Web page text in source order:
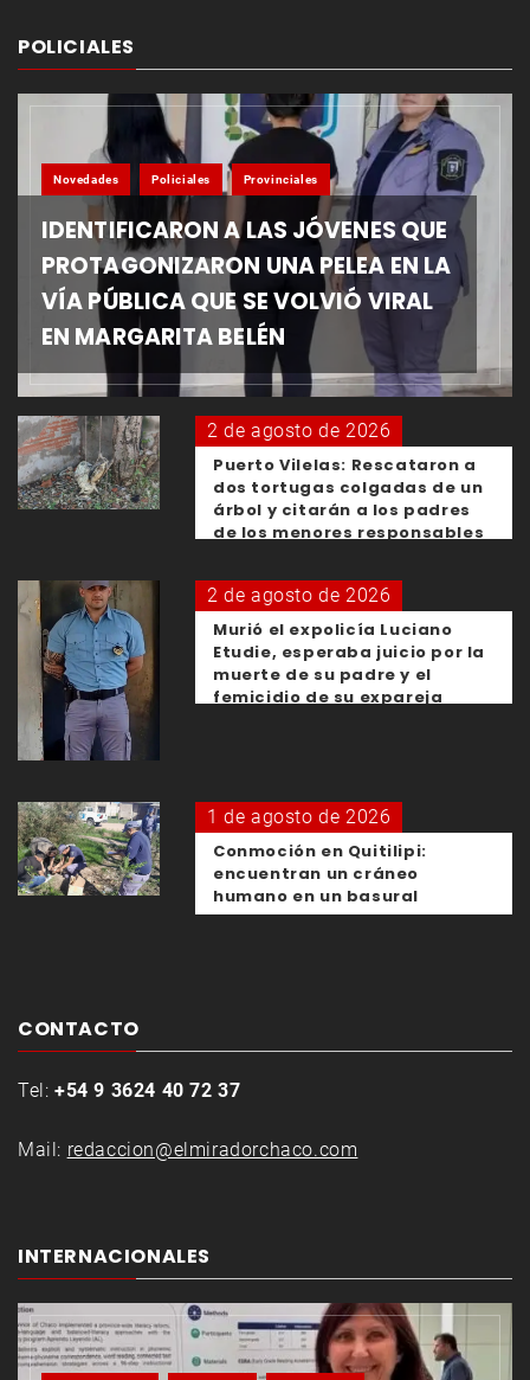
POLICIALES
Novedades Policiales Provinciales
IDENTIFICARON A LAS JÓVENES QUE
PROTAGONIZARON UNA PELEA EN LA
VÍA PÚBLICA QUE SE VOLVIÓ VIRAL
EN MARGARITA BELÉN
2 de agosto de 2026
Puerto Vilelas: Rescataron a
dos tortugas colgadas de un
árbol y citarán a los padres
de los menores responsables
2 de agosto de 2026
Murió el expolicía Luciano
Etudie, esperaba juicio por la
muerte de su padre y el
femicidio de su expareja
1 de agosto de 2026
Conmoción en Quitilipi:
encuentran un cráneo
humano en un basural
CONTACTO
Tel: +54 9 3624 40 72 37
Mail: redaccion@elmiradorchaco.com
INTERNACIONALES